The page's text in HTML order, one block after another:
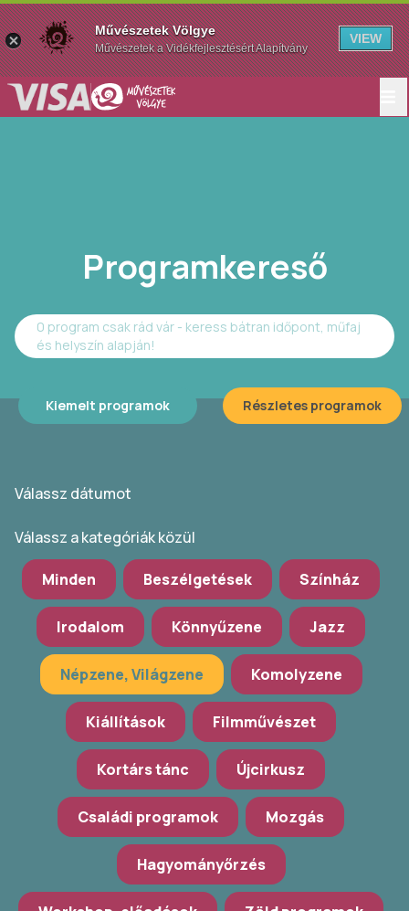
Programkereső
0 program csak rád vár - keress bátran időpont, műfaj
és helyszín alapján!
Kiemelt programok Részletes programok
Válassz dátumot
Válassz a kategóriák közül
Minden Beszélgetések Színház
Irodalom Könnyűzene Jazz
Népzene, Világzene Komolyzene
Kiállítások Filmművészet
Kortárs tánc Újcirkusz
Családi programok Mozgás
Hagyományőrzés
Művészetek Völgye
Művészetek a Vidékfejlesztésért Alapítvány
VIEW